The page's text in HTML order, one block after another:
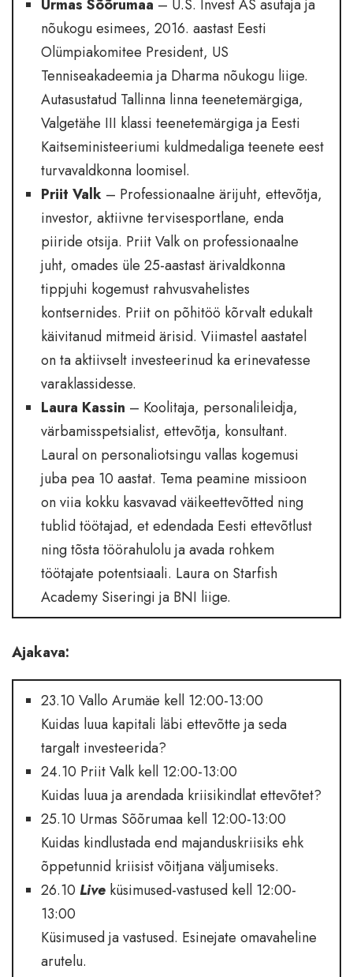
Urmas Sõõrumaa – U.S. Invest AS asutaja ja
nõukogu esimees, 2016. aastast Eesti
Olümpiakomitee President, US
Tenniseakadeemia ja Dharma nõukogu liige.
Autasustatud Tallinna linna teenetemärgiga,
Valgetähe III klassi teenetemärgiga ja Eesti
Kaitseministeeriumi kuldmedaliga teenete eest
turvavaldkonna loomisel.
Priit Valk – Professionaalne ärijuht, ettevõtja,
investor, aktiivne tervisesportlane, enda
piiride otsija. Priit Valk on professionaalne
juht, omades üle 25-aastast ärivaldkonna
tippjuhi kogemust rahvusvahelistes
kontsernides. Priit on põhitöö kõrvalt edukalt
käivitanud mitmeid ärisid. Viimastel aastatel
on ta aktiivselt investeerinud ka erinevatesse
varaklassidesse.
Laura Kassin – Koolitaja, personalileidja,
värbamisspetsialist, ettevõtja, konsultant.
Laural on personaliotsingu vallas kogemusi
juba pea 10 aastat. Tema peamine missioon
on viia kokku kasvavad väikeettevõtted ning
tublid töötajad, et edendada Eesti ettevõtlust
ning tõsta töörahulolu ja avada rohkem
töötajate potentsiaali. Laura on Starfish
Academy Siseringi ja BNI liige.
Ajakava:
23.10 Vallo Arumäe kell 12:00-13:00
Kuidas luua kapitali läbi ettevõtte ja seda
targalt investeerida?
24.10 Priit Valk kell 12:00-13:00
Kuidas luua ja arendada kriisikindlat ettevõtet?
25.10 Urmas Sõõrumaa kell 12:00-13:00
Kuidas kindlustada end majanduskriisiks ehk
õppetunnid kriisist võitjana väljumiseks.
26.10 Live küsimused-vastused kell 12:00-
13:00
Küsimused ja vastused. Esinejate omavaheline
arutelu.